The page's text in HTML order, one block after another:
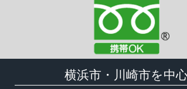
横浜市・川崎市を中